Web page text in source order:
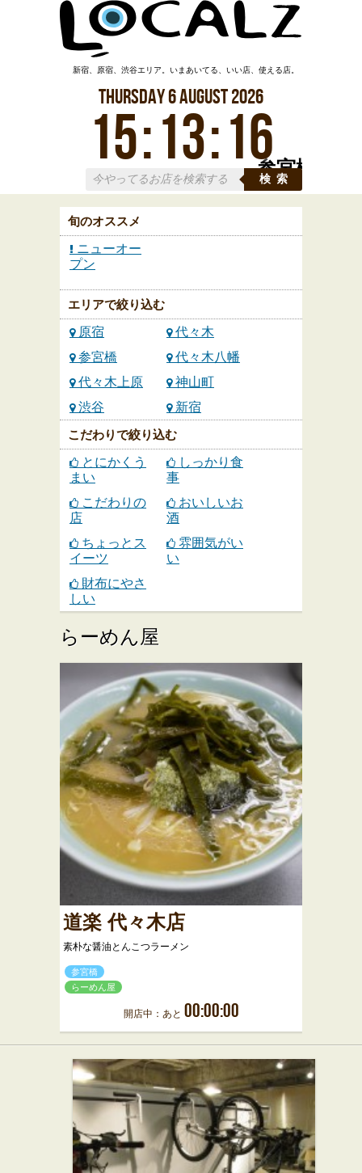
参宮橋
新宿、原宿、渋谷エリア。いまあいてる、いい店、使える店。
Thursday6August2026
15:13:16
検索
旬のオススメ
ニューオー
プン
エリアで絞り込む
原宿
代々木
参宮橋
代々木八幡
代々木上原
神山町
渋谷
新宿
こだわりで絞り込む
とにかくう
まい
しっかり食
事
こだわりの
店
おいしいお
酒
ちょっとス
イーツ
雰囲気がい
い
財布にやさ
しい
らーめん屋
道楽 代々木店
素朴な醤油とんこつラーメン
参宮橋
らーめん屋
開店中：あと 00:00:00